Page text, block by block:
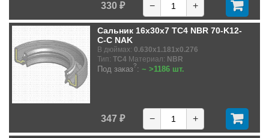
330 ₽ − +
Сальник 16x30x7 TC4 NBR 70-K12-
C-C NAK
В дюймах: 0.630x1.181x0.276
Тип: TC4 Материал: NBR
Под заказ?: ~ >1186 шт.
347 ₽ − +